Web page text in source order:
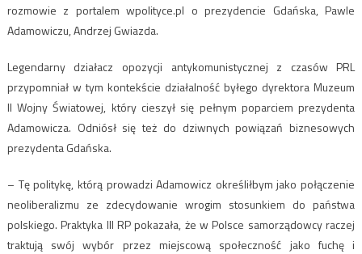
rozmowie z portalem wpolityce.pl o prezydencie Gdańska, Pawle
Adamowiczu, Andrzej Gwiazda.
Legendarny działacz opozycji antykomunistycznej z czasów PRL
przypomniał w tym kontekście działalność byłego dyrektora Muzeum
II Wojny Światowej, który cieszył się pełnym poparciem prezydenta
Adamowicza. Odniósł się też do dziwnych powiązań biznesowych
prezydenta Gdańska.
– Tę politykę, którą prowadzi Adamowicz określiłbym jako połączenie
neoliberalizmu ze zdecydowanie wrogim stosunkiem do państwa
polskiego. Praktyka III RP pokazała, że w Polsce samorządowcy raczej
traktują swój wybór przez miejscową społeczność jako fuchę i